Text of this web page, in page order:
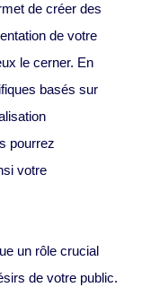
de créer des
de votre
le cerner. En
basés sur
pourrez
votre
un rôle crucial
de votre public.